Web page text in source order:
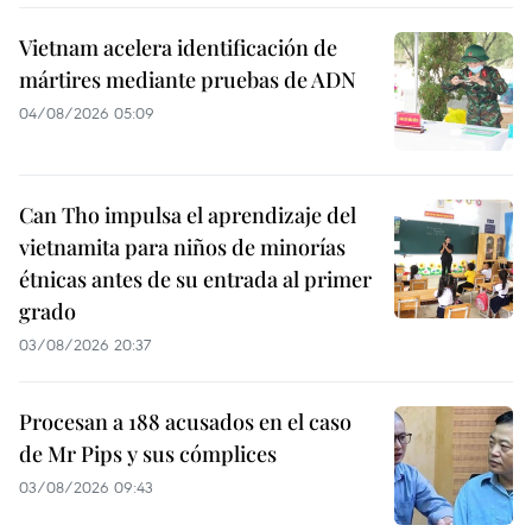
Vietnam acelera identificación de
mártires mediante pruebas de ADN
04/08/2026 05:09
Can Tho impulsa el aprendizaje del
vietnamita para niños de minorías
étnicas antes de su entrada al primer
grado
03/08/2026 20:37
Procesan a 188 acusados en el caso
de Mr Pips y sus cómplices
03/08/2026 09:43